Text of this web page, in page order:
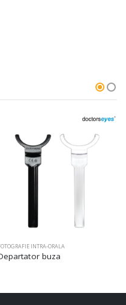
INTRA-ORALA
buza